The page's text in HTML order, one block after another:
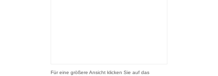
Für eine größere Ansicht klicken Sie auf das